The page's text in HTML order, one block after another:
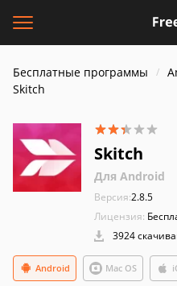
Бесплатные программы
Skitch
Skitch
Для Android
Версия:2.8.5
Лицензия:
3924
Mac OS
Android